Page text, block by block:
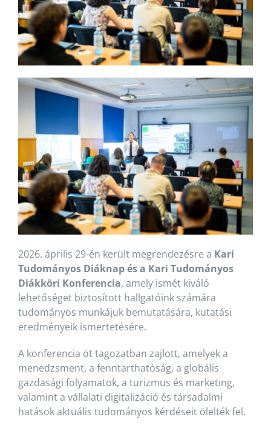
2026. április 29-én került megrendezésre a Kari
Tudományos Diáknap és a Kari Tudományos
Diákköri Konferencia, amely ismét kiváló
lehetőséget biztosított hallgatóink számára
tudományos munkájuk bemutatására, kutatási
eredményeik ismertetésére.
A konferencia öt tagozatban zajlott, amelyek a
menedzsment, a fenntarthatóság, a globális
gazdasági folyamatok, a turizmus és marketing,
valamint a vállalati digitalizáció és társadalmi
hatások aktuális tudományos kérdéseit ölelték fel.